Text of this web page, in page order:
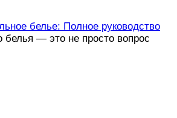
белье: Полное руководство
белья — это не просто вопрос